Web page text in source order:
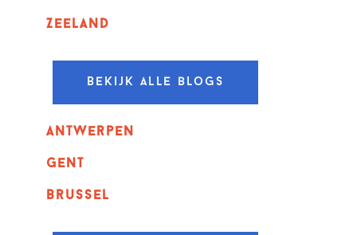
Zeeland
Bekijk alle blogs
Antwerpen
GENT
Brussel